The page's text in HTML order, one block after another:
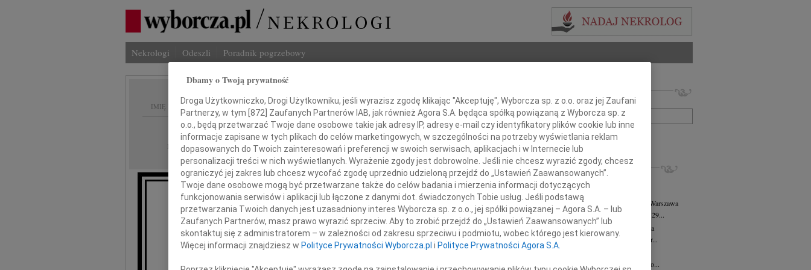
Nekrologi Odeszli Poradnik pogrzebowy
IMIĘ I NAZWISKO:
REGION: Warszawa, cała Polska
DATA EMISJI: 16.04.2010
Łącząc się w bólu,
przekazujemy wyrazy najgłębszego współczucia
Imię i nazwisko lub numer ogłoszenia:
+ szukanie zaawansowane
INNE NEKROLOGI
07.08.2026Warszawa
Naszej kochanej i dzielnej Marylce Butruk...
Jacek Tadeusz Duniec
Warszawa
Z wielkim żalem przyjęliśmy wiadomość, że 29...
Małgorzata Kościelska
Warszawa
W dniu 3 sierpnia 2026 roku zmarła Profesor...
Eugeniusz Butruk
Z ogromnym żalem przyjęliśmy wiadomość o...
Dbamy o Twoją prywatność
Droga Użytkowniczko, Drogi Użytkowniku, jeśli wyrazisz zgodę klikając "Akceptuję", Wyborcza sp. z o.o. oraz jej Zaufani
Partnerzy, w tym [872] Zaufanych Partnerów IAB, jak również Agora S.A. będąca spółką powiązaną z Wyborcza sp. z
o.o., będą przetwarzać Twoje dane osobowe takie jak adresy IP, adresy e-mail czy identyfikatory plików cookie lub inne
informacje zapisane w tych plikach do celów marketingowych, w szczególności na potrzeby wyświetlania reklam
dopasowanych do Twoich zainteresowań i preferencji w swoich serwisach, aplikacjach i w Internecie lub
personalizacji treści w nich wyświetlanych. Wyrażenie zgody jest dobrowolne. Jeśli nie chcesz wyrazić zgody, chcesz
ograniczyć jej zakres lub chcesz wycofać zgodę uprzednio udzieloną przejdź do „Ustawień Zaawansowanych”.
Twoje dane osobowe mogą być przetwarzane także do celów badania i mierzenia informacji dotyczących
funkcjonowania serwisów i aplikacji lub łączone z danymi dot. świadczonych Tobie usług. Jeśli podstawą
przetwarzania Twoich danych jest uzasadniony interes Wyborcza sp. z o.o., jej spółki powiązanej – Agora S.A. – lub
Zaufanych Partnerów, masz prawo wyrazić sprzeciw. Aby to zrobić przejdź do „Ustawień Zaawansowanych” lub
skontaktuj się z administratorem – w zależności od zakresu sprzeciwu i podmiotu, wobec którego jest kierowany.
Więcej informacji znajdziesz w Polityce Prywatności Wyborcza.pl i Polityce Prywatności Agora S.A.